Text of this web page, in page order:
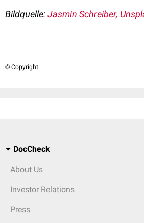
Bildquelle:Jasmin Schreiber,
© Copyright
DocCheck
About Us
Investor Relations
Press